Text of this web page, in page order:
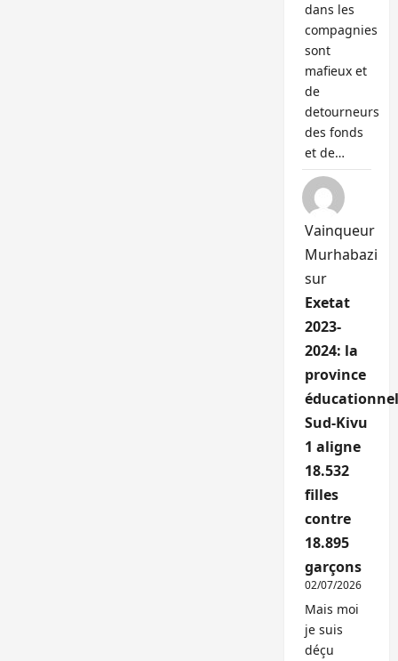
dans les
compagnies
sont
mafieux et
de
detourneurs
des fonds
et de…
Vainqueur
Murhabazi
sur
Exetat
2023-
2024: la
province
Sud-Kivu
1 aligne
18.532
filles
contre
18.895
garçons
02/07/2026
Mais moi
je suis
déçu